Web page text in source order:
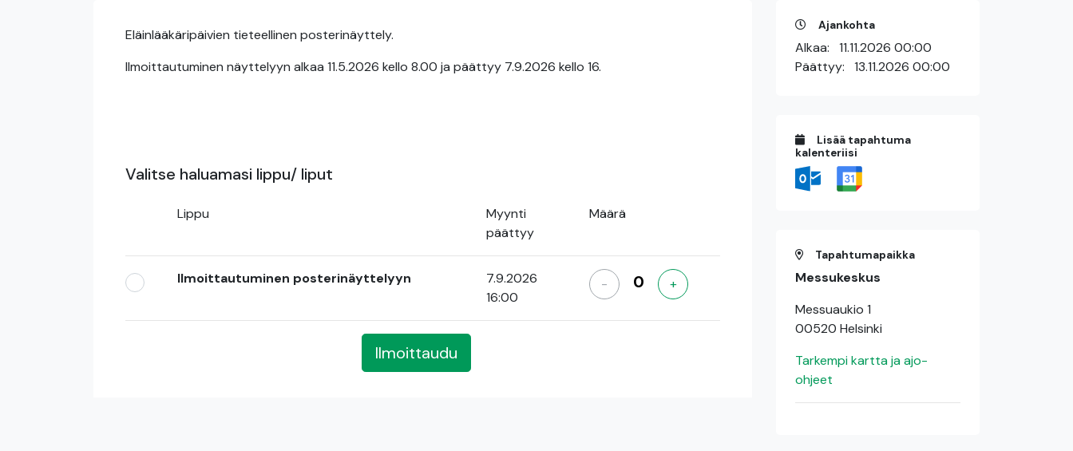
Eläinlääkäripäivien tieteellinen posterinäyttely.
Ilmoittautuminen näyttelyyn alkaa 11.5.2026 kello 8.00 ja päättyy 7.9.2026 kello 16.
Valitse haluamasi lippu/ liput
Lippu
Myynti
päättyy
Määrä
Ilmoittautuminen posterinäyttelyyn
7.9.2026
16:00
- +
Ajankohta
Alkaa: 11.11.2026 00:00
Päättyy: 13.11.2026 00:00
Lisää tapahtuma
kalenteriisi
Tapahtumapaikka
Messukeskus
Messuaukio 1
00520 Helsinki
Tarkempi kartta ja ajo-
ohjeet